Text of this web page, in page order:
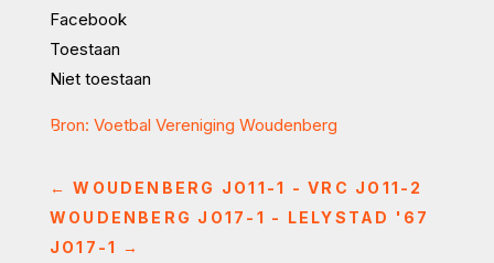
Facebook
Toestaan
Niet toestaan
Bron: Voetbal Vereniging Woudenberg
←WOUDENBERG JO11-1 - VRC JO11-2
WOUDENBERG JO17-1 - LELYSTAD '67
JO17-1 →